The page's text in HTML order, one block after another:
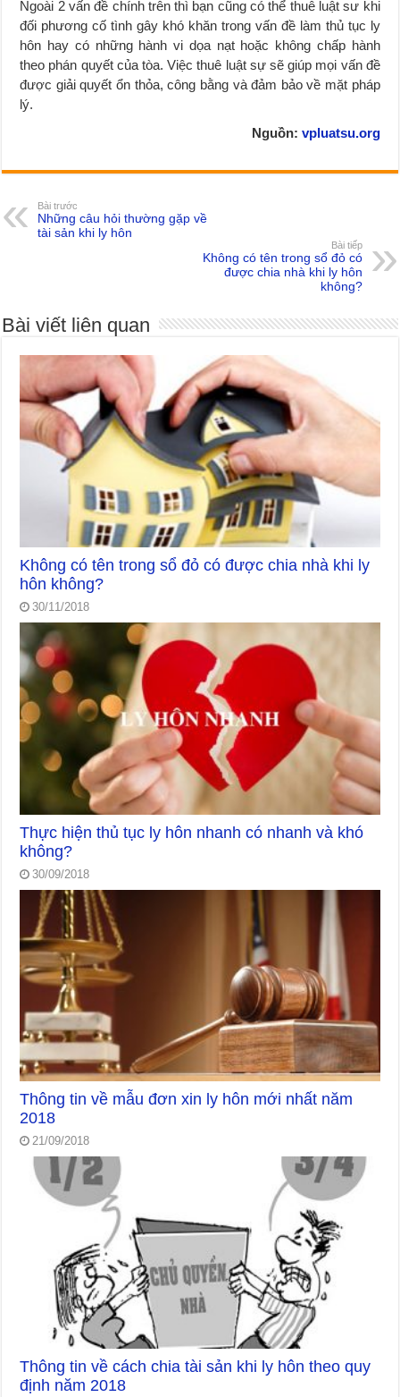
Ngoài 2 vấn đề chính trên thì bạn cũng có thể thuê luật sư khi
đối phương cố tình gây khó khăn trong vấn đề làm thủ tục ly
hôn hay có những hành vi dọa nạt hoặc không chấp hành
theo phán quyết của tòa. Việc thuê luật sự sẽ giúp mọi vấn đề
được giải quyết ổn thỏa, công bằng và đảm bảo về mặt pháp
lý.
Nguồn: vpluatsu.org
Bài trước
Những câu hỏi thường gặp về
tài sản khi ly hôn
Bài tiếp
Không có tên trong sổ đỏ có
được chia nhà khi ly hôn
không?
Bài viết liên quan
Không có tên trong sổ đỏ có được chia nhà khi ly
hôn không?
30/11/2018
Thực hiện thủ tục ly hôn nhanh có nhanh và khó
không?
30/09/2018
Thông tin về mẫu đơn xin ly hôn mới nhất năm
2018
21/09/2018
Thông tin về cách chia tài sản khi ly hôn theo quy
định năm 2018